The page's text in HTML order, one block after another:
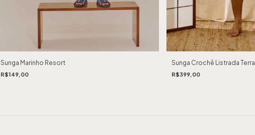
Sunga Marinho Resort
R$149,00
Sunga Crochê Listrada Terra
R$399,00